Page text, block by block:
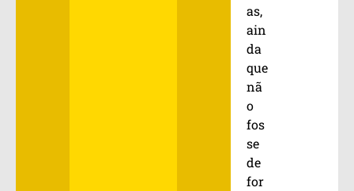
as,
ain
da
que
nã
o
fos
se
de
for